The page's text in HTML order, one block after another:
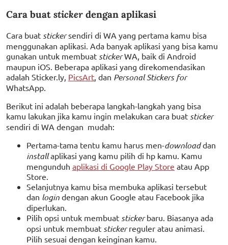
Cara buat sticker dengan aplikasi
Cara buat stickersendiri di WA yang pertama kamu bisa
menggunakan aplikasi. Ada banyak aplikasi yang bisa kamu
gunakan untuk membuat stickerWA, baik di Android
maupun iOS. Beberapa aplikasi yang direkomendasikan
adalah Sticker.ly, PicsArt, dan Personal Stickers for
WhatsApp.
Berikut ini adalah beberapa langkah-langkah yang bisa
kamu lakukan jika kamu ingin melakukan cara buat sticker
sendiri di WA dengan mudah:
Pertama-tama tentu kamu harus men-downloaddan
installaplikasi yang kamu pilih di hp kamu. Kamu
mengunduh aplikasi di Google Play Store atau App
Store.
Selanjutnya kamu bisa membuka aplikasi tersebut
dan login dengan akun Google atau Facebook jika
diperlukan.
Pilih opsi untuk membuat stickerbaru. Biasanya ada
opsi untuk membuat stickerreguler atau animasi.
Pilih sesuai dengan keinginan kamu.